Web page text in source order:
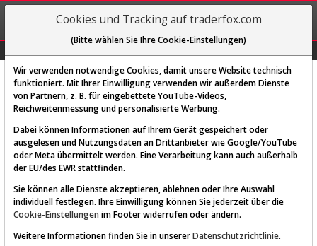
REGIS-
TRIEREN
Diese Funktion ist nur für
AKTIEN-TERMINAL
Cookies und Tracking auf traderfox.com
(Bitte wählen Sie Ihre Cookie-Einstellungen)
Wir verwenden notwendige Cookies, damit unsere Website technisch
funktioniert. Mit Ihrer Einwilligung verwenden wir außerdem Dienste
von Partnern, z. B. für eingebettete YouTube-Videos,
Reichweitenmessung und personalisierte Werbung.
Dabei können Informationen auf Ihrem Gerät gespeichert oder
ausgelesen und Nutzungsdaten an Drittanbieter wie Google/YouTube
oder Meta übermittelt werden. Eine Verarbeitung kann auch außerhalb
der EU/des EWR stattfinden.
Sie können alle Dienste akzeptieren, ablehnen oder Ihre Auswahl
individuell festlegen. Ihre Einwilligung können Sie jederzeit über die
Cookie-Einstellungen im Footer widerrufen oder ändern.
Weitere Informationen finden Sie in unsererDatenschutzrichtlinie.